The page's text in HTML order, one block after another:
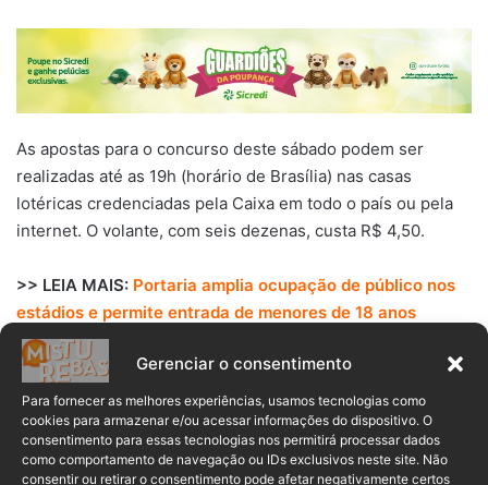
Gerenciar o consentimento
Para fornecer as melhores experiências, usamos tecnologias como
cookies para armazenar e/ou acessar informações do dispositivo. O
consentimento para essas tecnologias nos permitirá processar dados
como comportamento de navegação ou IDs exclusivos neste site. Não
consentir ou retirar o consentimento pode afetar negativamente certos
As apostas para o concurso deste sábado podem ser
realizadas até as 19h (horário de Brasília) nas casas
lotéricas credenciadas pela Caixa em todo o país ou pela
internet. O volante, com seis dezenas, custa R$ 4,50.
>> LEIA MAIS: Portaria amplia ocupação de público nos
estádios e permite entrada de menores de 18 anos